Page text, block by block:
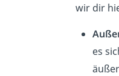
wir dir
es